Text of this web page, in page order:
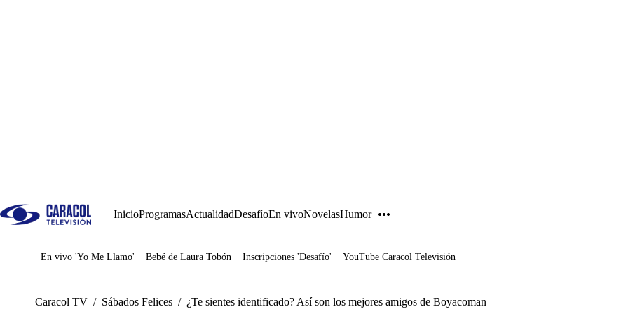
InicioProgramasActualidadDesafíoEn vivoNovelasHumor
Juegos
En vivo 'Yo Me Llamo' Bebé de Laura Tobón Inscripciones 'Desafío' YouTube Caracol Televisión
Caracol TV / Sábados Felices / ¿Te sientes identificado? Así son los mejores amigos de Boyacoman